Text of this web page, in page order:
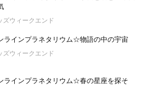
ズウィークエンド
ラインプラネタリウム☆物語の中の宇宙
ズウィークエンド
ラインプラネタリウム☆春の星座を探そ